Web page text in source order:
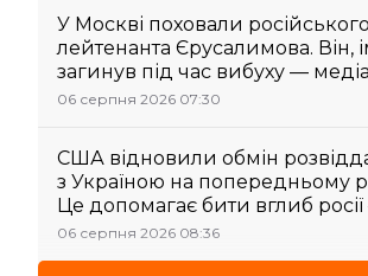
У Москві поховали
лейтенанта Єрусалимова. Він,
загинув під час вибуху — медіа
06 серпня 2026 07:30
США відновили обмін
з Україною на попередньому
Це допомагає бити вглиб
06 серпня 2026 08:36